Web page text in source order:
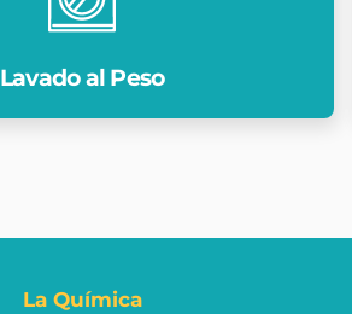
Lavado al Peso
La Química